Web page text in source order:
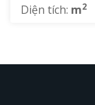
Diện tích: m2